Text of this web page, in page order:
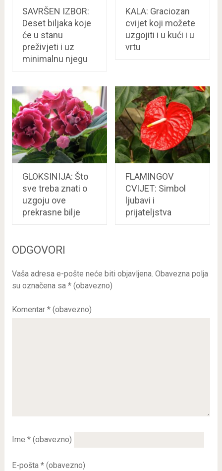
SAVRŠEN IZBOR:
Deset biljaka koje
će u stanu
preživjeti i uz
minimalnu njegu
KALA: Graciozan
cvijet koji možete
uzgojiti i u kući i u
vrtu
GLOKSINIJA: Što
sve treba znati o
uzgoju ove
prekrasne bilje
FLAMINGOV
CVIJET: Simbol
ljubavi i
prijateljstva
ODGOVORI
Vaša adresa e-pošte neće biti objavljena. Obavezna polja
su označena sa * (obavezno)
Komentar * (obavezno)
Ime * (obavezno)
E-pošta * (obavezno)